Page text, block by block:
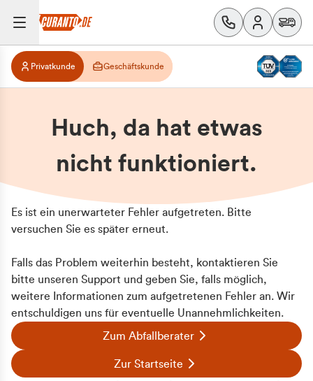
Privatkunde Geschäftskunde
Huch, da hat etwas
nicht funktioniert.
Es ist ein unerwarteter Fehler aufgetreten. Bitte
versuchen Sie es später erneut.
Falls das Problem weiterhin besteht, kontaktieren Sie
bitte unseren Support und geben Sie, falls möglich,
weitere Informationen zum aufgetretenen Fehler an. Wir
entschuldigen uns für eventuelle Unannehmlichkeiten.
Zum Abfallberater
Zur Startseite